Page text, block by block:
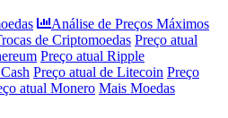
Análise de Preços Máximos
de Criptomoedas Preço atual
Preço atual Ripple
Preço atual de Litecoin Preço
atual Monero Mais Moedas